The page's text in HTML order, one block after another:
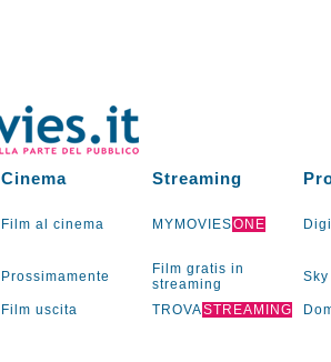
Cinema Streaming
Film al cinema MYMOVIESONE
Prossimamente
Film gratis in
streaming
Sky
Film uscita TROVASTREAMING